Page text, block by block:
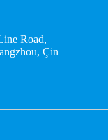
Road,
Çin